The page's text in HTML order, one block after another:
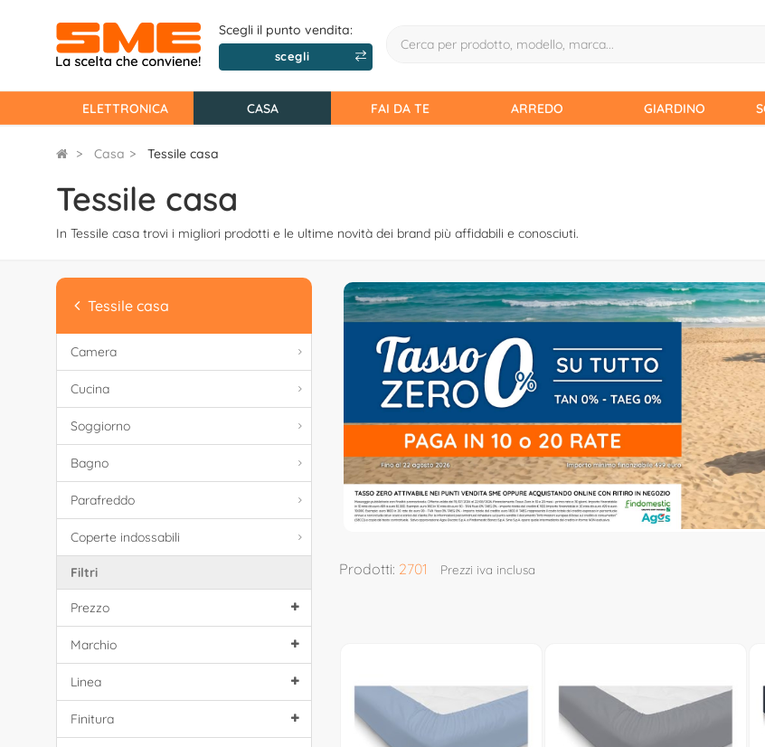
Scegli il punto vendita:
scegli
ELETTRONICA CASA FAI DA TE ARREDO GIARDINO
Casa Tessile casa
Tessile casa
In Tessile casa trovi i migliori prodotti e le ultime novità dei brand più affidabili e conosciuti.
Tessile casa
Camera
Cucina
Soggiorno
Bagno
Parafreddo
Coperte indossabili
Filtri
Prezzo
Marchio
Linea
Finitura
Prodotti: 2701 Prezzi iva inclusa